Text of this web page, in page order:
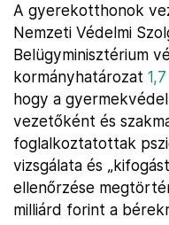
A gyerekotthonok
Nemzeti Védelmi
Belügyminisztérium
kormányhatározat
hogy a
vezetőként és
foglalkoztatottak
vizsgálata és
ellenőrzése
milliárd forint a